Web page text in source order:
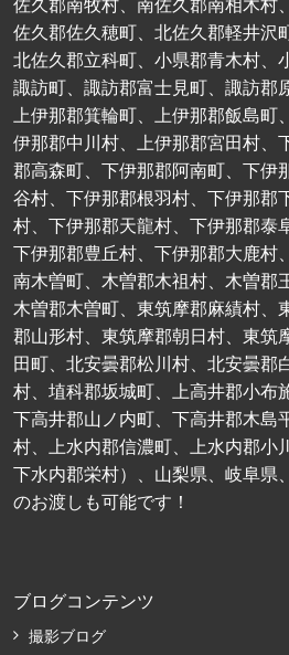
佐久郡南牧村、南佐久郡南相木村
佐久郡佐久穂町、北佐久郡軽井沢
北佐久郡立科町、小県郡青木村、
諏訪町、諏訪郡富士見町、諏訪郡
上伊那郡箕輪町、上伊那郡飯島町
伊那郡中川村、上伊那郡宮田村、
郡高森町、下伊那郡阿南町、下伊
谷村、下伊那郡根羽村、下伊那郡
村、下伊那郡天龍村、下伊那郡泰
下伊那郡豊丘村、下伊那郡大鹿村
南木曽町、木曽郡木祖村、木曽郡
木曽郡木曽町、東筑摩郡麻績村、
郡山形村、東筑摩郡朝日村、東筑
田町、北安曇郡松川村、北安曇郡
村、埴科郡坂城町、上高井郡小布
下高井郡山ノ内町、下高井郡木島
村、上水内郡信濃町、上水内郡小
下水内郡栄村）、山梨県、岐阜県
のお渡しも可能です！
ブログコンテンツ
撮影ブログ